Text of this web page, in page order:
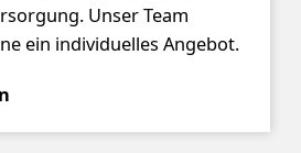
Unser Team
ein individuelles Angebot.